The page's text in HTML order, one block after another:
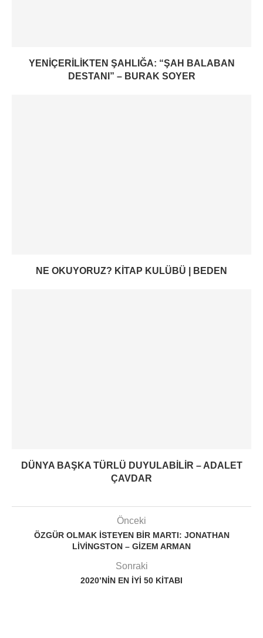
YENIÇERILIKTEN ŞAHLIĞA: “ŞAH BALABAN
DESTANI” – BURAK SOYER
NE OKUYORUZ? KITAP KULÜBÜ | BEDEN
DÜNYA BAŞKA TÜRLÜ DUYULABILIR – ADALET
ÇAVDAR
Önceki
ÖZGÜR OLMAK ISTEYEN BIR MARTI: JONATHAN
LIVINGSTON – GIZEM ARMAN
Sonraki
2020’NIN EN IYI 50 KITABI